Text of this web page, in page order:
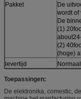
Pakket
De
wordt of
De
(1)
(2)
(hoge)
levertijd
Toepassingen:
De elektronika, comestic,